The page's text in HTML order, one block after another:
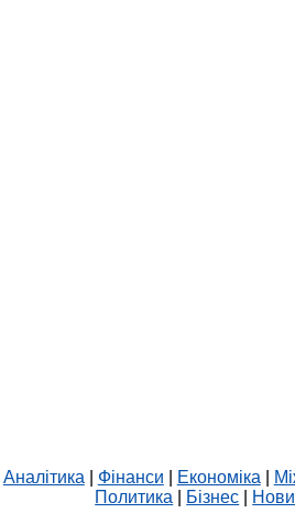
Аналітика Фінанси Економіка
Политика
Бізнес